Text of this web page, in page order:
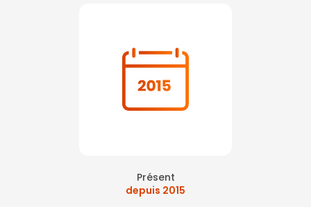
Présent
depuis 2015